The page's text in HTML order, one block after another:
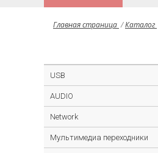
Главная страница /Каталог
USB
AUDIO
Network
Мультимедиа переходники